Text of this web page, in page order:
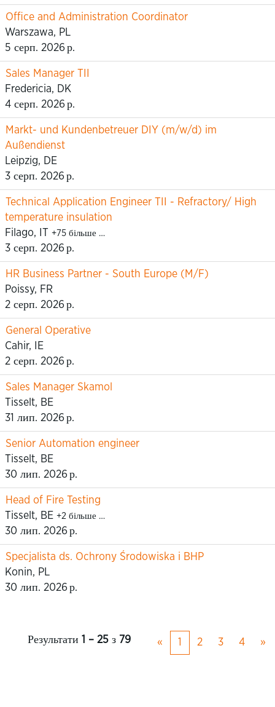
Office and Administration Coordinator
Warszawa, PL
5 серп. 2026 р.
Sales Manager TII
Fredericia, DK
4 серп. 2026 р.
Markt- und Kundenbetreuer DIY (m/w/d) im
Außendienst
Leipzig, DE
3 серп. 2026 р.
Technical Application Engineer TII - Refractory/ High
temperature insulation
Filago, IT +75 більше …
3 серп. 2026 р.
HR Business Partner - South Europe (M/F)
Poissy, FR
2 серп. 2026 р.
General Operative
Cahir, IE
2 серп. 2026 р.
Sales Manager Skamol
Tisselt, BE
31 лип. 2026 р.
Senior Automation engineer
Tisselt, BE
30 лип. 2026 р.
Head of Fire Testing
Tisselt, BE +2 більше …
30 лип. 2026 р.
Specjalista ds. Ochrony Środowiska i BHP
Konin, PL
30 лип. 2026 р.
Результати 1 – 25 з 79 « 1 2 3 4 »